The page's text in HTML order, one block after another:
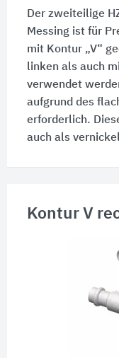
Der zweiteilige
Messing ist für
mit Kontur „V“
linken als auch
verwendet
aufgrund des
erforderlich.
auch als
Kontur V